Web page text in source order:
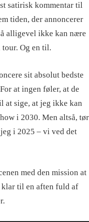
satirisk kommentar til
tiden, der annoncerer
alligevel ikke kan nære
tour. Og en til.
sit absolut bedste
at ingen føler, at de
at sige, at jeg ikke kan
i 2030. Men altså, tør
i 2025 – vi ved det
med den mission at
til en aften fuld af